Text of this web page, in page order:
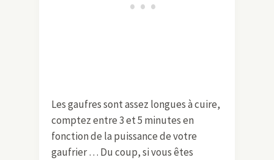
Les gaufres sont assez longues à cuire,
comptez entre 3 et 5 minutes en
fonction de la puissance de votre
gaufrier … Du coup, si vous êtes